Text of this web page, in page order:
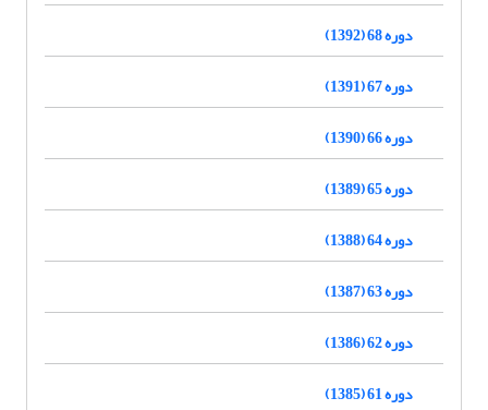
دوره 68 (1392)
دوره 67 (1391)
دوره 66 (1390)
دوره 65 (1389)
دوره 64 (1388)
دوره 63 (1387)
دوره 62 (1386)
دوره 61 (1385)